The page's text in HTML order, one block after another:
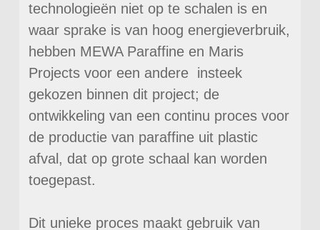
technologieën niet op te schalen is en
waar sprake is van hoog energieverbruik,
hebben MEWA Paraffine en Maris
Projects voor een andere insteek
gekozen binnen dit project; de
ontwikkeling van een continu proces voor
de productie van paraffine uit plastic
afval, dat op grote schaal kan worden
toegepast.
Dit unieke proces maakt gebruik van